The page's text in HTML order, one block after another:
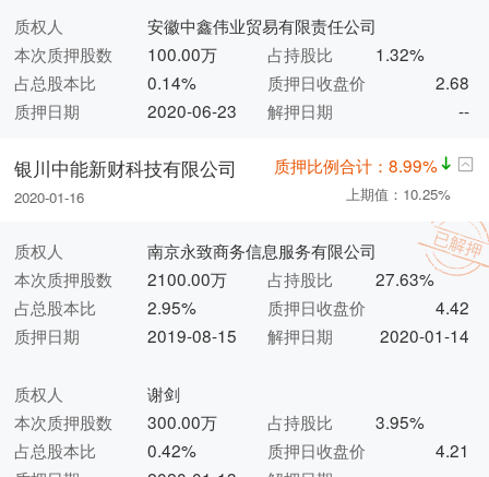
质权人
安徽中鑫伟业贸易有限责任公司
本次质押股数
100.00万 占持股比
1.32%
占总股本比
0.14% 质押日收盘价
2.68
质押日期
2020-06-23 解押日期 --
银川中能新财科技有限公司
2020-01-16
质押比例合计：8.99%
上期值：10.25%
质权人
南京永致商务信息服务有限公司
本次质押股数
2100.00万 占持股比
27.63%
占总股本比
2.95% 质押日收盘价
4.42
质押日期
2019-08-15 解押日期 2020-01-14
质权人
谢剑
本次质押股数
300.00万 占持股比
3.95%
占总股本比
0.42% 质押日收盘价
4.21